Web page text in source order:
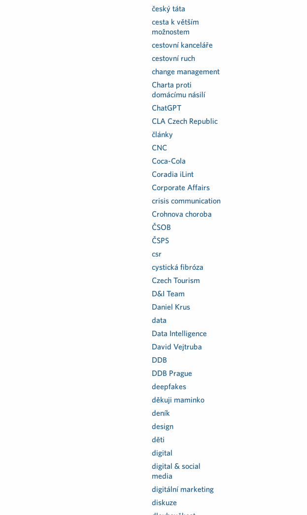
český táta
cesta k větším
možnostem
cestovní kanceláře
cestovní ruch
change management
Charta proti
domácímu násilí
ChatGPT
CLA Czech Republic
články
CNC
Coca-Cola
Coradia iLint
Corporate Affairs
crisis communication
Crohnova choroba
ČSOB
ČSPS
csr
cystická fibróza
Czech Tourism
D&I Team
Daniel Krus
data
Data Intelligence
David Vejtruba
DDB
DDB Prague
deepfakes
děkuji maminko
deník
design
děti
digital
digital & social
media
digitální marketing
diskuze